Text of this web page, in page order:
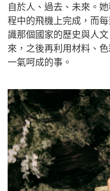
自於人、過去、未來。
程中的飛機上完成，而
識那個國家的歷史與人
來，之後再利用材料、
一氣呵成的事。